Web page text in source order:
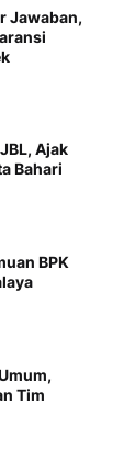
Jawaban,
Ajak
Bahari
BPK
Tim